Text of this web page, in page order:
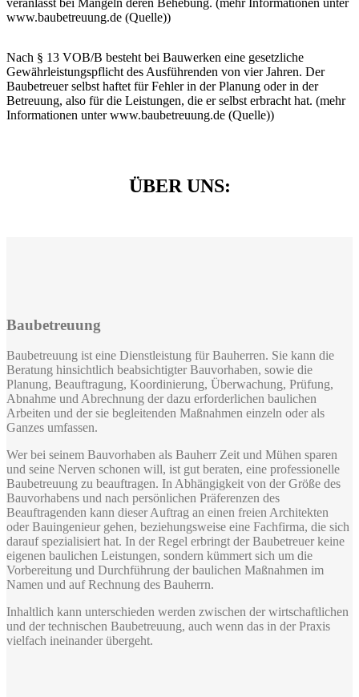
www.baubetreuung.de (Quelle))
Nach § 13 VOB/B besteht bei Bauwerken eine gesetzliche
Gewährleistungspflicht des Ausführenden von vier Jahren. Der
Baubetreuer selbst haftet für Fehler in der Planung oder in der
Betreuung, also für die Leistungen, die er selbst erbracht hat. (mehr
Informationen unter www.baubetreuung.de (Quelle))
ÜBER UNS:
Baubetreuung
Baubetreuung ist eine Dienstleistung für Bauherren. Sie kann die
Beratung hinsichtlich beabsichtigter Bauvorhaben, sowie die
Planung, Beauftragung, Koordinierung, Überwachung, Prüfung,
Abnahme und Abrechnung der dazu erforderlichen baulichen
Arbeiten und der sie begleitenden Maßnahmen einzeln oder als
Ganzes umfassen.
Wer bei seinem Bauvorhaben als Bauherr Zeit und Mühen sparen
und seine Nerven schonen will, ist gut beraten, eine professionelle
Baubetreuung zu beauftragen. In Abhängigkeit von der Größe des
Bauvorhabens und nach persönlichen Präferenzen des
Beauftragenden kann dieser Auftrag an einen freien Architekten
oder Bauingenieur gehen, beziehungsweise eine Fachfirma, die sich
darauf spezialisiert hat. In der Regel erbringt der Baubetreuer keine
eigenen baulichen Leistungen, sondern kümmert sich um die
Vorbereitung und Durchführung der baulichen Maßnahmen im
Namen und auf Rechnung des Bauherrn.
Inhaltlich kann unterschieden werden zwischen der wirtschaftlichen
und der technischen Baubetreuung, auch wenn das in der Praxis
vielfach ineinander übergeht.